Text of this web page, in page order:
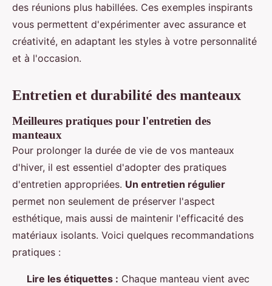
des réunions plus habillées. Ces exemples inspirants
vous permettent d'expérimenter avec assurance et
créativité, en adaptant les styles à votre personnalité
et à l'occasion.
Entretien et durabilité des manteaux
Meilleures pratiques pour l'entretien des
manteaux
Pour prolonger la durée de vie de vos manteaux
d'hiver, il est essentiel d'adopter des pratiques
d'entretien appropriées. Un entretien régulier
permet non seulement de préserver l'aspect
esthétique, mais aussi de maintenir l'efficacité des
matériaux isolants. Voici quelques recommandations
pratiques :
Lire les étiquettes : Chaque manteau vient avec